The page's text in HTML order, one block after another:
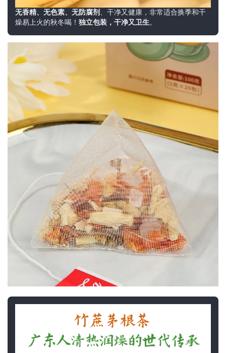
无香精、无色素、无防腐剂 、干净又健康，非常适合换季和干
燥易上火的秋冬喝！ 独立包装，干净又卫生。